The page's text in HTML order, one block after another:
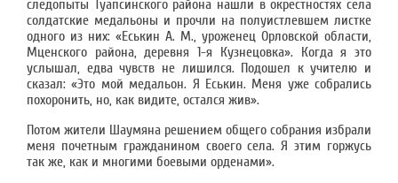
следопыты Туапсинского района нашли в окрестностях села
солдатские медальоны и прочли на полуистлевшем листке
одного из них: «Еськин А. М., уроженец Орловской области,
Мценского района, деревня 1-я Кузнецовка». Когда я это
услышал, едва чувств не лишился. Подошел к учителю и
сказал: «Это мой медальон. Я Еськин. Меня уже собрались
похоронить, но, как видите, остался жив».
Потом жители Шаумяна решением общего собрания избрали
меня почетным гражданином своего села. Я этим горжусь
так же, как и многими боевыми орденами».